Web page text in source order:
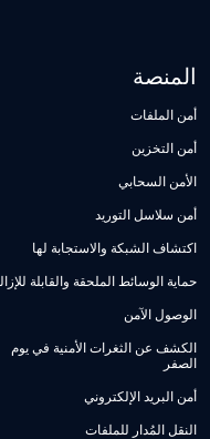
المنصة
أمن الملفات
أمن التخزين
الأمن السحابي
أمن سلاسل التوريد
اكتشاف الشبكة والاستجابة لها
حماية الوسائط الملحقة والقابلة
الوصول الآمن
الكشف عن الثغرات الأمنية في يوم
الصفر
أمن البريد الإلكتروني
النقل المُدار للملفات